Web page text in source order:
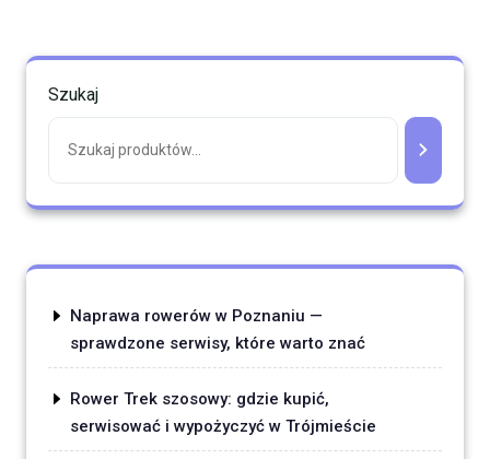
Szukaj
Naprawa rowerów w Poznaniu —
sprawdzone serwisy, które warto znać
Rower Trek szosowy: gdzie kupić,
serwisować i wypożyczyć w Trójmieście